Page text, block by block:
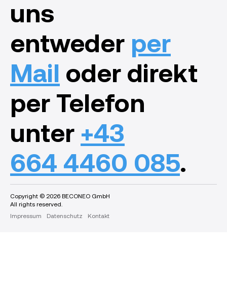
uns
entweder per
Mail oder direkt
per Telefon
unter +43
664 4460 085.
Copyright © 2026 BECONEO GmbH
All rights reserved.
Impressum
Datenschutz Kontakt